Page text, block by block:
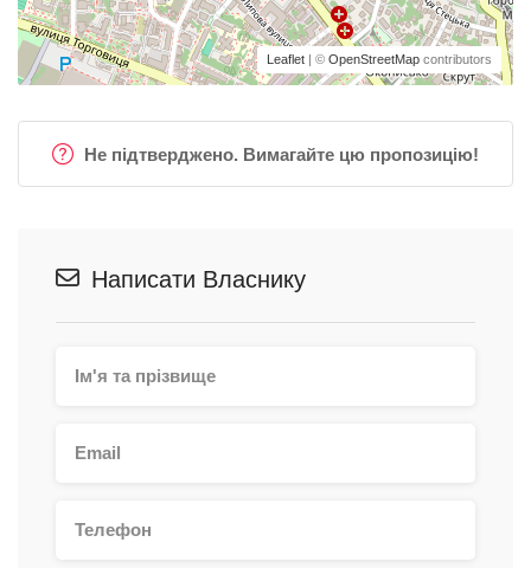
Leaflet | © OpenStreetMap contributors
Не підтверджено. Вимагайте цю пропозицію!
Написати Власнику